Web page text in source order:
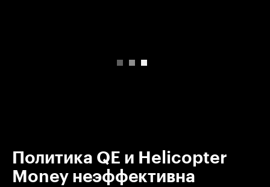
Политика QE и Helicopter
Money неэффективна